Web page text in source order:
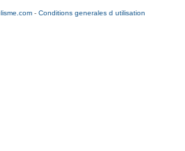
- Conditions generales d utilisation